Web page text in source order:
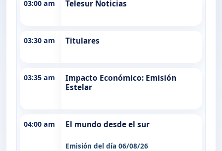
03:00 am Telesur Noticias
03:30 am Titulares
03:35 am
Impacto Económico: Emisión
Estelar
04:00 am El mundo desde el sur
Emisión del día 06/08/26